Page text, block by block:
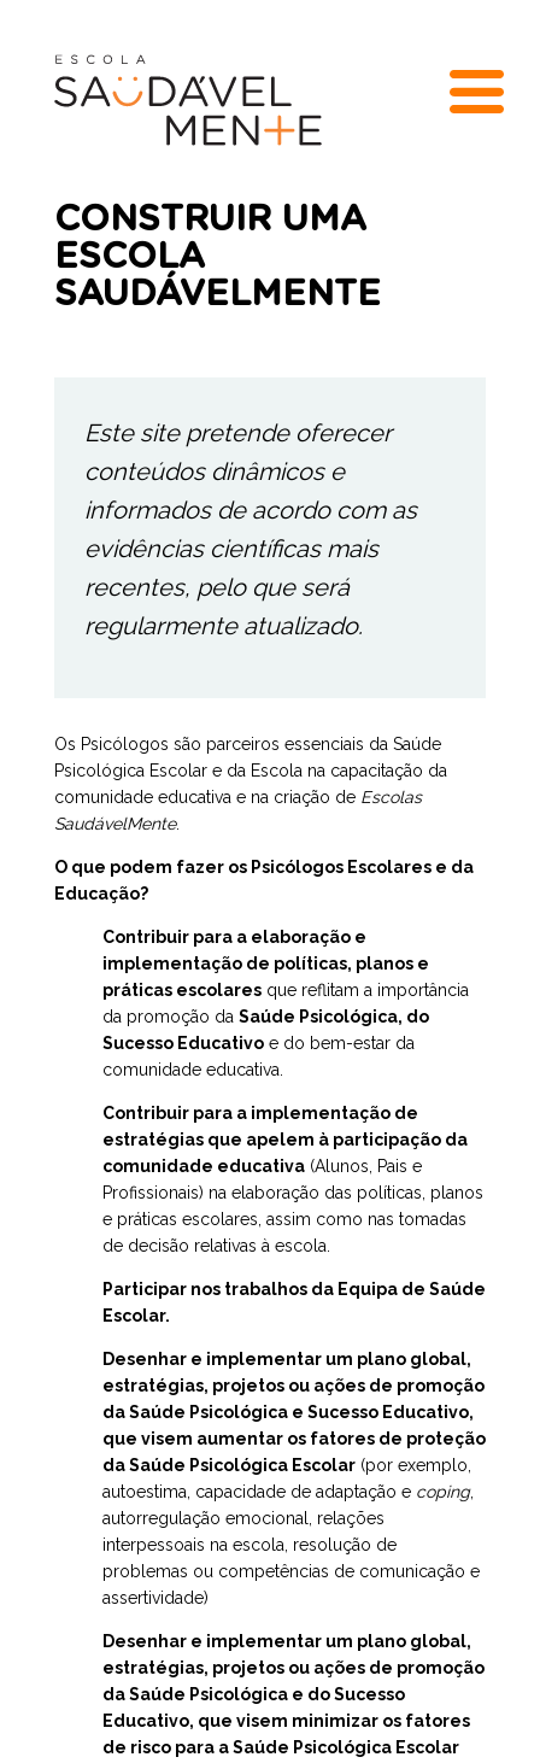
CONSTRUIR UMA
ESCOLA
SAUDÁVELMENTE
Este site pretende oferecer
conteúdos dinâmicos e
informados de acordo com as
evidências científicas mais
recentes, pelo que será
regularmente atualizado.
Os Psicólogos são parceiros essenciais da Saúde
Psicológica Escolar e da Escola na capacitação da
comunidade educativa e na criação de Escolas
SaudávelMente.
O que podem fazer os Psicólogos Escolares e da
Educação?
Contribuir para a elaboração e
implementação de políticas, planos e
práticas escolares que reflitam a importância
da promoção da Saúde Psicológica, do
Sucesso Educativo e do bem-estar da
comunidade educativa.
Contribuir para a implementação de
estratégias que apelem à participação da
comunidade educativa (Alunos, Pais e
Profissionais) na elaboração das políticas, planos
e práticas escolares, assim como nas tomadas
de decisão relativas à escola.
Participar nos trabalhos da Equipa de Saúde
Escolar.
Desenhar e implementar um plano global,
estratégias, projetos ou ações de promoção
da Saúde Psicológica e Sucesso Educativo,
que visem aumentar os fatores de proteção
da Saúde Psicológica Escolar (por exemplo,
autoestima, capacidade de adaptação e coping,
autorregulação emocional, relações
interpessoais na escola, resolução de
problemas ou competências de comunicação e
assertividade)
Desenhar e implementar um plano global,
estratégias, projetos ou ações de promoção
da Saúde Psicológica e do Sucesso
Educativo, que visem minimizar os fatores
de risco para a Saúde Psicológica Escolar